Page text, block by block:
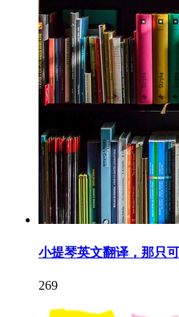
小提琴英文翻译，那只
269